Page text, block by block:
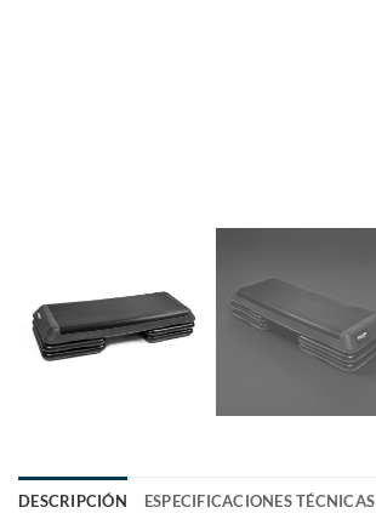
DESCRIPCIÓN ESPECIFICACIONES TÉCNICAS